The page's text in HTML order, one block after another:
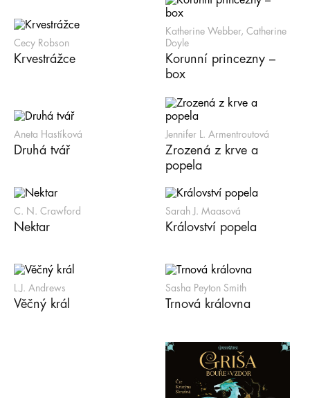
Cecy Robson
Krvestrážce
Katherine Webber, Catherine
Doyle
Korunní princezny –
box
Aneta Hastíková
Druhá tvář
Jennifer L. Armentroutová
Zrozená z krve a
popela
C. N. Crawford
Nektar
Sarah J. Maasová
Království popela
L.J. Andrews
Věčný král
Sasha Peyton Smith
Trnová královna